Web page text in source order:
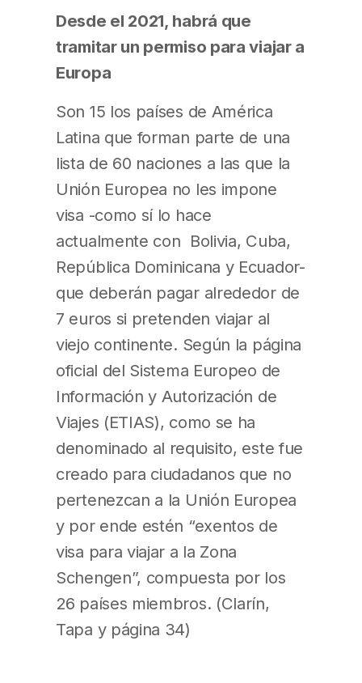
Desde el 2021, habrá que
tramitar un permiso para viajar a
Europa
Son 15 los países de América
Latina que forman parte de una
lista de 60 naciones a las que la
Unión Europea no les impone
visa -como sí lo hace
actualmente con Bolivia, Cuba,
República Dominicana y Ecuador-
que deberán pagar alrededor de
7 euros si pretenden viajar al
viejo continente. Según la página
oficial del Sistema Europeo de
Información y Autorización de
Viajes (ETIAS), como se ha
denominado al requisito, este fue
creado para ciudadanos que no
pertenezcan a la Unión Europea
y por ende estén “exentos de
visa para viajar a la Zona
Schengen”, compuesta por los
26 países miembros. (Clarín,
Tapa y página 34)